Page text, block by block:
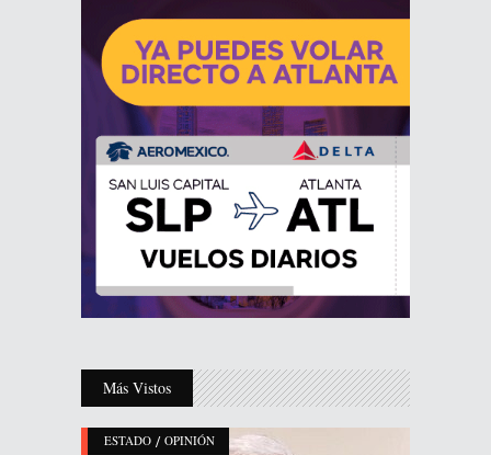
Más Vistos
ESTADO / OPINIÓN